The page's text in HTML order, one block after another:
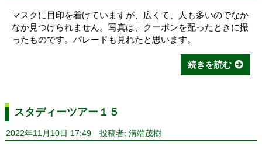
マスクに目印を着けていますが、広くて、人も多いのでなか
なか見つけられません。写真は、クーポンを配ったときに撮
ったものです。パレードも見れたと思います。
続きを読む
スタディーツアー１５
2022年11月10日 17:49 投稿者: 溝端茂樹